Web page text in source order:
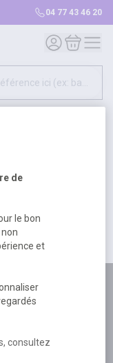
04 77 43 46 20
Mon compte
Mon
l'accueil
de
le bon
et
consultez